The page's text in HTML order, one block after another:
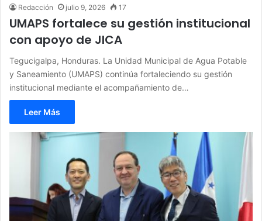
Redacción julio 9, 2026 17
UMAPS fortalece su gestión institucional
con apoyo de JICA
Tegucigalpa, Honduras. La Unidad Municipal de Agua Potable
y Saneamiento (UMAPS) continúa fortaleciendo su gestión
institucional mediante el acompañamiento de…
Leer Más